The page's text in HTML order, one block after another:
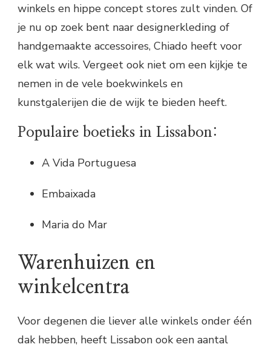
winkels en hippe concept stores zult vinden. Of
je nu op zoek bent naar designerkleding of
handgemaakte accessoires, Chiado heeft voor
elk wat wils. Vergeet ook niet om een kijkje te
nemen in de vele boekwinkels en
kunstgalerijen die de wijk te bieden heeft.
Populaire boetieks in Lissabon:
A Vida Portuguesa
Embaixada
Maria do Mar
Warenhuizen en
winkelcentra
Voor degenen die liever alle winkels onder één
dak hebben, heeft Lissabon ook een aantal